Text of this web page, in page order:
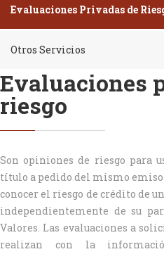
Evaluaciones Privadas de
Otros Servicios
Evaluaciones
riesgo
Son opiniones de riesgo para
título a pedido del mismo
conocer el riesgo de crédito de
independientemente de su
Valores. Las evaluaciones a
realizan con la